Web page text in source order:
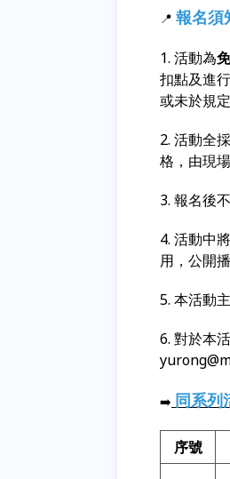
📍 報名須
1. 活動為
扣點及進
或未於規
2. 活動全
格，由現
3. 報名後
4. 活動中
用，公開
5. 本活動
6. 對於本
➡️ 同系列
序號